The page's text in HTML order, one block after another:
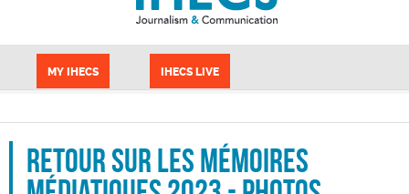
MY IHECS IHECS LIVE
Retour sur les mémoires